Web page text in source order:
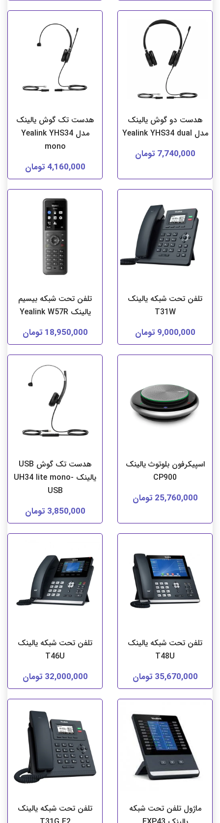
هدست دو گوش یالینک
مدل Yealink YHS34 dual
7,740,000 تومان
هدست تک گوش یالینک
مدل Yealink YHS34
mono
4,160,000 تومان
تلفن تحت شبکه یالینک
T31W
9,000,000 تومان
تلفن تحت شبکه بیسیم
یالینک Yealink W57R
18,950,000 تومان
اسپیکرفون بلوتوث یالینک
CP900
25,760,000 تومان
هدست تک گوش USB
یالینک UH34 lite mono-
USB
3,850,000 تومان
تلفن تحت شبکه یالینک
T48U
35,670,000 تومان
تلفن تحت شبکه یالینک
T46U
32,000,000 تومان
ماژول تلفن تحت شبکه
تلفن تحت شبکه یالینک